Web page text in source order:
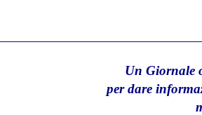
Un Giornale
per dare